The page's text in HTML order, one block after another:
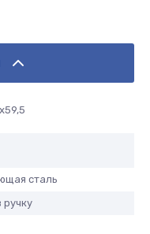
сталь
ручку